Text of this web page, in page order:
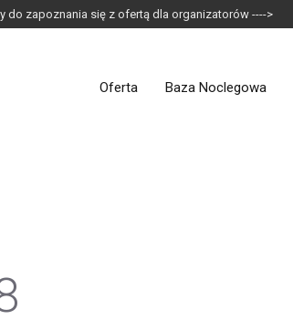
do zapoznania się z ofertą dla organizatorów ---->
Oferta Baza Noclegowa